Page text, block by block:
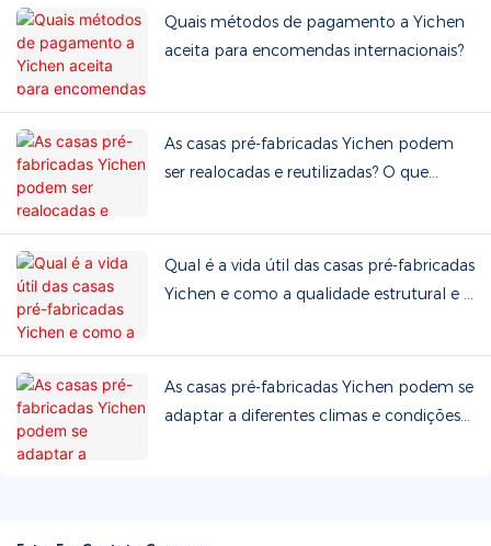
Quais métodos de pagamento a Yichen
aceita para encomendas internacionais?
As casas pré-fabricadas Yichen podem
ser realocadas e reutilizadas? O que
Qual é a vida útil das casas pré-fabricadas
Yichen e como a qualidade estrutural e a
As casas pré-fabricadas Yichen podem se
adaptar a diferentes climas e condições